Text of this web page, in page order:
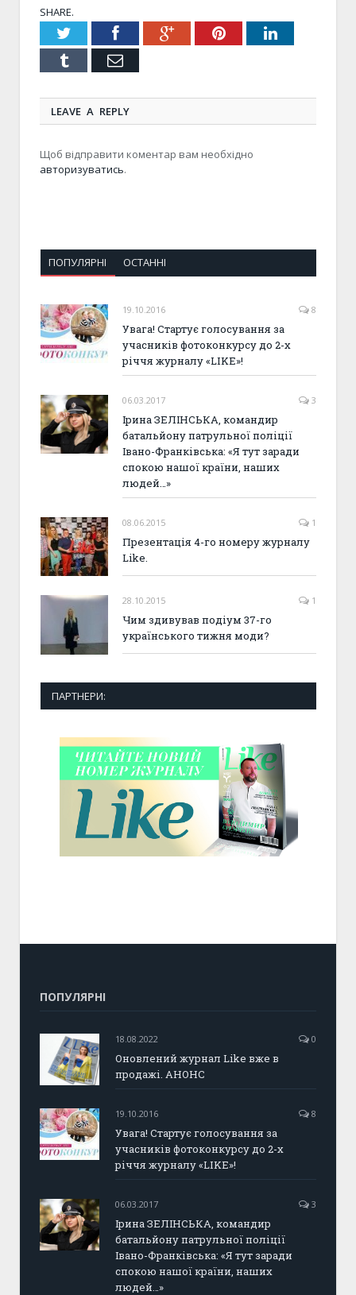
SHARE.
TwitterFacebookGoogle+PinterestLinkedIn
Tumblr Email
LEAVE A REPLY
Щоб відправити коментар вам необхідно
авторизуватись.
ПОПУЛЯРНІ ОСТАННІ
19.10.2016 8
Увага! Стартує голосування за
учасників фотоконкурсу до 2-х
річчя журналу «LIKE»!
06.03.2017 3
Ірина ЗЕЛІНСЬКА, командир
батальйону патрульної поліції
Івано-Франківська: «Я тут заради
спокою нашої країни, наших
людей…»
08.06.2015 1
Презентація 4-го номеру журналу
Like.
28.10.2015 1
Чим здивував подіум 37-го
українського тижня моди?
ПАРТНЕРИ:
ПОПУЛЯРНІ
18.08.2022 0
Оновлений журнал Like вже в
продажі. АНОНС
19.10.2016 8
Увага! Стартує голосування за
учасників фотоконкурсу до 2-х
річчя журналу «LIKE»!
06.03.2017 3
Ірина ЗЕЛІНСЬКА, командир
батальйону патрульної поліції
Івано-Франківська: «Я тут заради
спокою нашої країни, наших
людей…»